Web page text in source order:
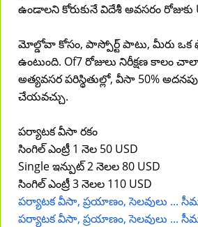
ఉండాలని కోరుకునే విదేశీ అవసరం రోజుకు
మోల్డోవా కోసం, పాస్పోర్ట్ పాటు, మీరు ఒక
ఉంటుంది. Of7 రోజులు నిరీక్షణ కాలం
అత్యవసర పరిస్థితుల్లో, వీసా 50%
చేయవచ్చు.
పర్యాటక వీసా రకం
సింగిల్ ఎంట్రీ 1 నెల 50 USD
Single ఇన్పుట్ 2 నెలల 80 USD
సింగిల్ ఎంట్రీ 3 నెలల 110 USD
పర్యాటక వీసా, ప్రయాణం, సెలవులు ...
పర్యాటక వీసా, ప్రయాణం, సెలవులు ...